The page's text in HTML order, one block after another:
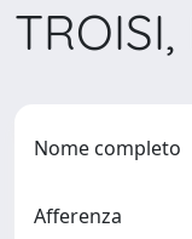
Nome completo
Afferenza